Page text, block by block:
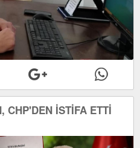
CHP'DEN İSTİFA ETTİ